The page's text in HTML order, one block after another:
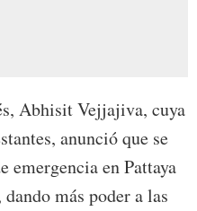
Abhisit Vejjajiva, cuya
anunció que se
emergencia en Pattaya
más poder a las